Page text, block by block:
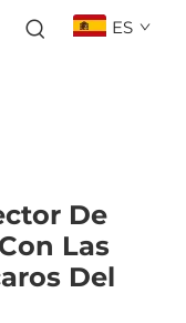
ES
De
Las
Del